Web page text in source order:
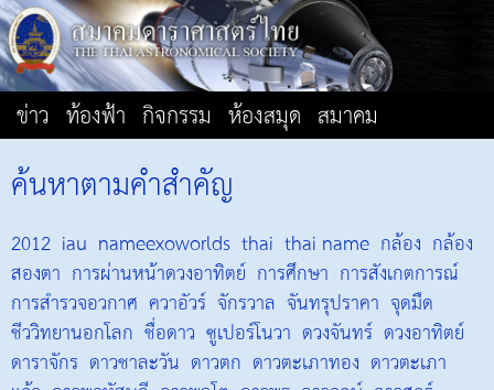
ข่าว ท้องฟ้า กิจกรรม ห้องสมุด สมาคม
ค้นหาตามคำสำคัญ
2012 iau nameexoworlds thai thai name กล้อง กล้อง
สองตา การผ่านหน้าดวงอาทิตย์ การศึกษา การสังเกตการณ์
การสำรวจอวกาศ ควาอัวร์ จักรวาล จันทรุปราคา จุดมืด
ชีววิทยานอกโลก ชื่อดาว ซูเปอร์โนวา ดวงจันทร์ ดวงอาทิตย์
ดาราจักร ดาวชาละวัน ดาวตก ดาวตะเภาทอง ดาวตะเภา